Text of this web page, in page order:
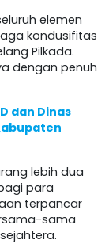
elemen
kondusifitas
Pilkada.
dengan penuh
dan Dinas
lebih dua
para
terpancar
sama